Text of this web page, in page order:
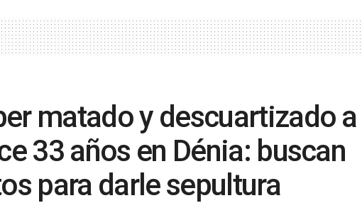
matado y descuartizado a
33 años en Dénia: buscan
para darle sepultura